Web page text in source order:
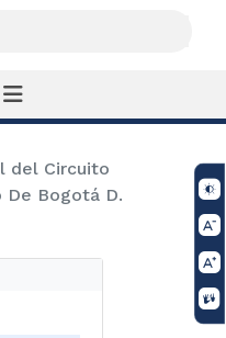
del Circuito
De Bogotá D.